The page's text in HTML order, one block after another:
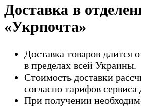
Доставка в
«Укрпочта»
Доставка товаров длится
в пределах всей Украины.
Стоимость доставки
согласно тарифов сервиса
При получении